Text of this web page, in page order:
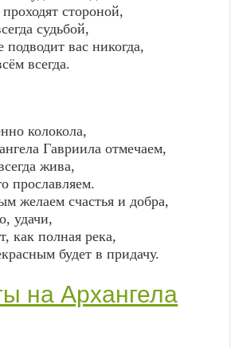
стороной,
судьбой,
подводит вас никогда,
всегда.
колокола,
Гавриила отмечаем,
жива,
прославляем.
желаем счастья и добра,
удачи,
как полная река,
будет в придачу.
на Архангела